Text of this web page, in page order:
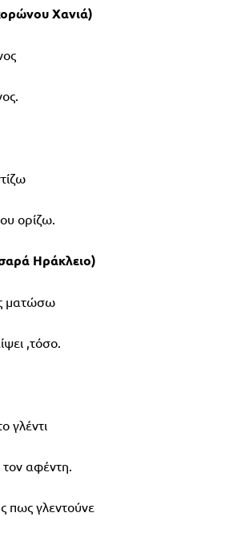
Χανιά)
ορίζω.
Ηράκλειο)
ματώσω
,τόσο.
γλέντι
τον αφέντη.
πως γλεντούνε